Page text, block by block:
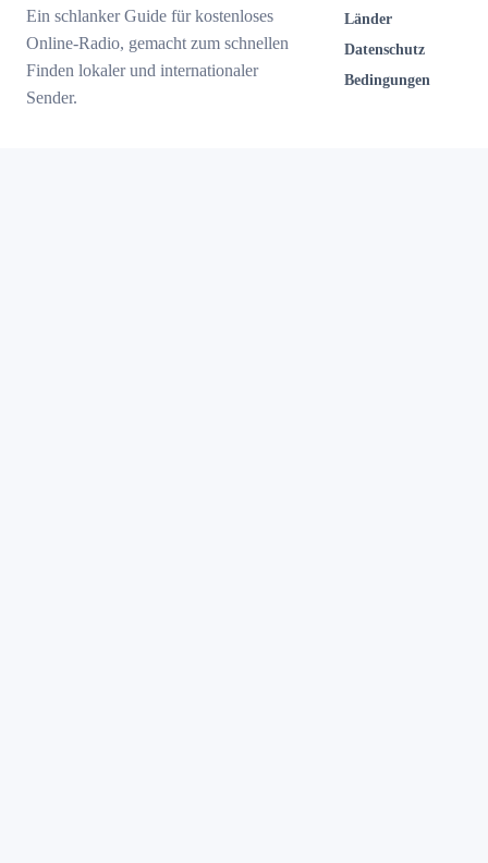
Ein schlanker Guide für kostenloses
Online-Radio, gemacht zum schnellen
Finden lokaler und internationaler
Sender.
Länder
Datenschutz
Bedingungen